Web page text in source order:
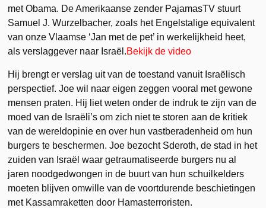
met Obama. De Amerikaanse zender PajamasTV stuurt
Samuel J. Wurzelbacher, zoals het Engelstalige equivalent
van onze Vlaamse ‘Jan met de pet’ in werkelijkheid heet,
als verslaggever naar Israël.Bekijk de video
Hij brengt er verslag uit van de toestand vanuit Israëlisch
perspectief. Joe wil naar eigen zeggen vooral met gewone
mensen praten. Hij liet weten onder de indruk te zijn van de
moed van de Israëli’s om zich niet te storen aan de kritiek
van de wereldopinie en over hun vastberadenheid om hun
burgers te beschermen. Joe bezocht Sderoth, de stad in het
zuiden van Israël waar getraumatiseerde burgers nu al
jaren noodgedwongen in de buurt van hun schuilkelders
moeten blijven omwille van de voortdurende beschietingen
met Kassamraketten door Hamasterroristen.